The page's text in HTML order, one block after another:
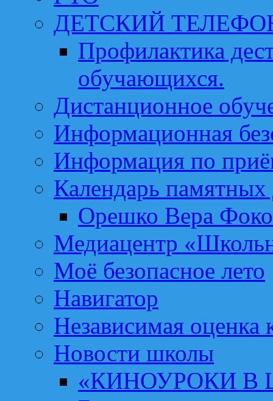
ДЕТСКИЙ
Профилактика
обучающихся.
Дистанционное
Информационная
Информация по
Календарь памятных
Орешко Вера
Медиацентр
Моё безопасное лето
Навигатор
Независимая оценка
Новости школы
«КИНОУРОКИ В